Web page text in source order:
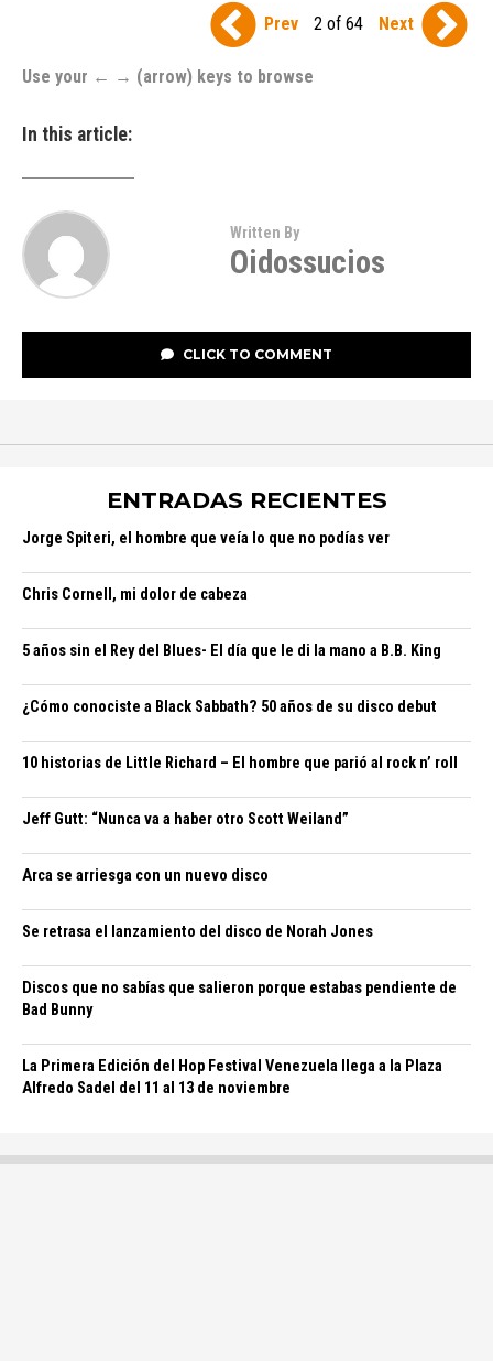
Prev 2 of 64 Next
Use your ← → (arrow) keys to browse
In this article:
Written By
Oidossucios
CLICK TO COMMENT
ENTRADAS RECIENTES
Jorge Spiteri, el hombre que veía lo que no podías ver
Chris Cornell, mi dolor de cabeza
5 años sin el Rey del Blues- El día que le di la mano a B.B. King
¿Cómo conociste a Black Sabbath? 50 años de su disco debut
10 historias de Little Richard – El hombre que parió al rock n’ roll
Jeff Gutt: “Nunca va a haber otro Scott Weiland”
Arca se arriesga con un nuevo disco
Se retrasa el lanzamiento del disco de Norah Jones
Discos que no sabías que salieron porque estabas pendiente de
Bad Bunny
La Primera Edición del Hop Festival Venezuela llega a la Plaza
Alfredo Sadel del 11 al 13 de noviembre